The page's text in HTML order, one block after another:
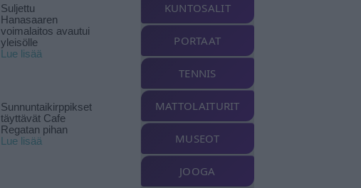
Suljettu
Hanasaaren
voimalaitos avautui
yleisölle
Lue lisää
Sunnuntaikirppikset
täyttävät Cafe
Regatan pihan
Lue lisää
KUNTOSALIT
PORTAAT
TENNIS
MATTOLAITURIT
MUSEOT
JOOGA